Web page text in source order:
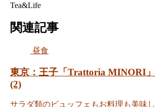
Tea&Life
関連記事
昼食
東京：王子「Trattoria MINORI」
(2)
サラダ類のビュッフェもお料理も美味し